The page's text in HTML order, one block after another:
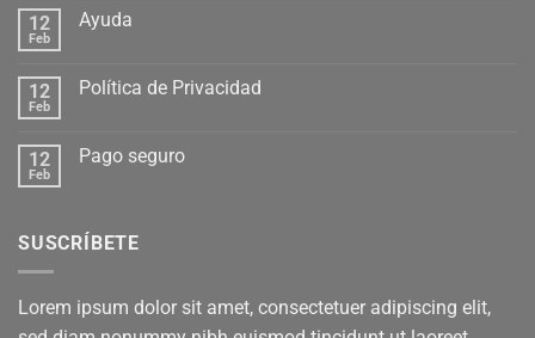
12
Feb
Ayuda
12
Feb
Política de Privacidad
12
Feb
Pago seguro
SUSCRÍBETE
Lorem ipsum dolor sit amet, consectetuer adipiscing elit,